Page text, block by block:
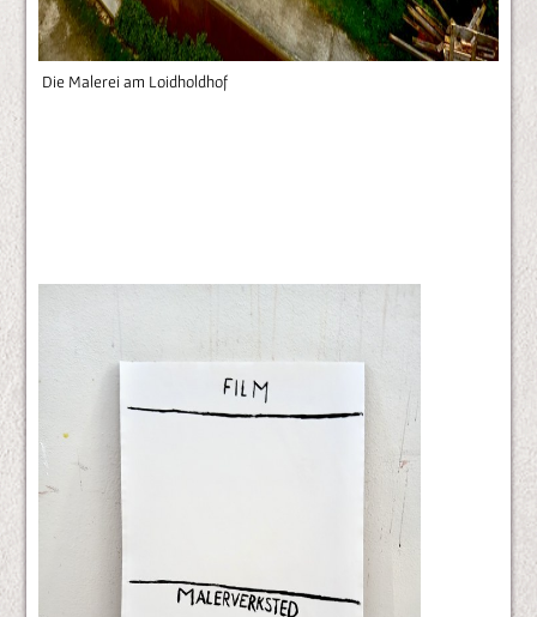
Die Malerei am Loidholdhof